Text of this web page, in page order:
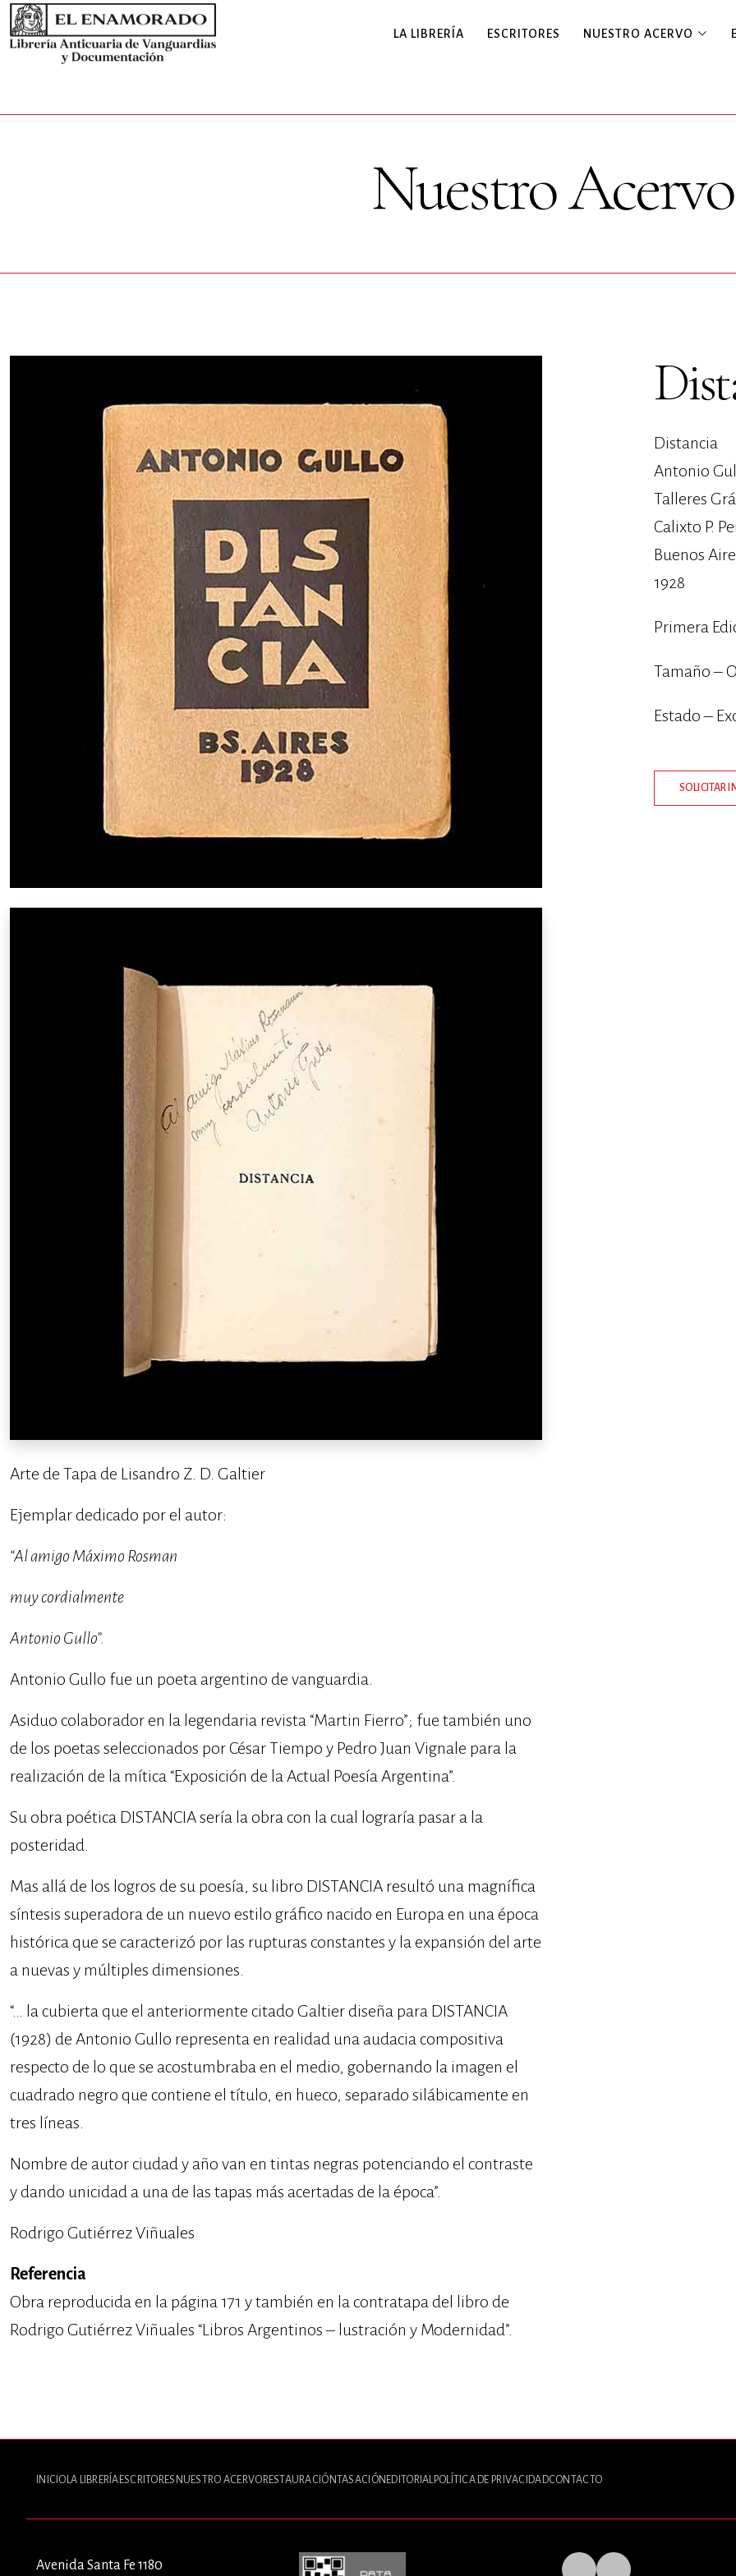
LA LIBRERÍA ESCRITORES NUESTRO ACERVO
Nuestro Acervo
Arte de Tapa de Lisandro Z. D. Galtier
Ejemplar dedicado por el autor:
“Al amigo Máximo Rosman
muy cordialmente
Antonio Gullo”.
Antonio Gullo fue un poeta argentino de vanguardia.
Asiduo colaborador en la legendaria revista “Martin Fierro”; fue también uno
de los poetas seleccionados por César Tiempo y Pedro Juan Vignale para la
realización de la mítica “Exposición de la Actual Poesía Argentina”.
Su obra poética DISTANCIA sería la obra con la cual lograría pasar a la
posteridad.
Mas allá de los logros de su poesía, su libro DISTANCIA resultó una magnífica
síntesis superadora de un nuevo estilo gráfico nacido en Europa en una época
histórica que se caracterizó por las rupturas constantes y la expansión del arte
a nuevas y múltiples dimensiones.
“… la cubierta que el anteriormente citado Galtier diseña para DISTANCIA
(1928) de Antonio Gullo representa en realidad una audacia compositiva
respecto de lo que se acostumbraba en el medio, gobernando la imagen el
cuadrado negro que contiene el título, en hueco, separado silábicamente en
tres líneas.
Nombre de autor ciudad y año van en tintas negras potenciando el contraste
y dando unicidad a una de las tapas más acertadas de la época”.
Rodrigo Gutiérrez Viñuales
Referencia
Obra reproducida en la página 171 y también en la contratapa del libro de
Rodrigo Gutiérrez Viñuales “Libros Argentinos – lustración y Modernidad”.
Distancia
Antonio
Talleres
Calixto P.
Buenos
1928
Primera
Tamaño –
Estado –
SOLICITAR
INICIO LA LIBRERÍA ESCRITORES NUESTRO ACERVO RESTAURACIÓN TASACIÓN EDITORIALPOLÍTICA DE PRIVACIDADCONTACTO
Avenida Santa Fe 1180